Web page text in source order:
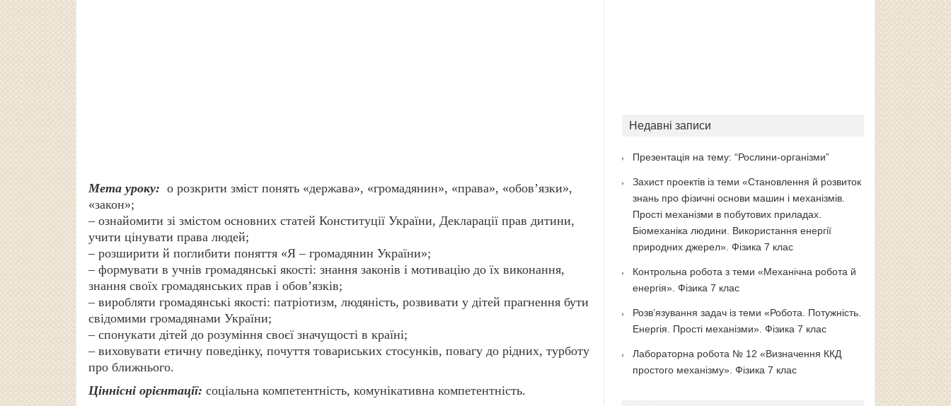
Мета уроку: o розкрити зміст понять «держава», «громадянин», «права», «обов’язки»,
«закон»;
– ознайомити зі змістом основних статей Конституції України, Декларації прав дитини,
учити цінувати права людей;
– розширити й поглибити поняття «Я – громадянин України»;
– формувати в учнів громадянські якості: знання законів і мотивацію до їх виконання,
знання своїх громадянських прав і обов’язків;
– виробляти громадянські якості: патріотизм, людяність, розвивати у дітей прагнення бути
свідомими громадянами України;
– спонукати дітей до розуміння своєї значущості в країні;
– виховувати етичну поведінку, почуття товариських стосунків, повагу до рідних, турботу
про ближнього.
Ціннісні орієнтації: соціальна компетентність, комунікативна компетентність.
Недавні записи
Презентація на тему: “Рослини-організми”
Захист проектів із теми «Становлення й розвиток
знань про фізичні основи машин і механізмів.
Прості механізми в побутових приладах.
Біомеханіка людини. Використання енергії
природних джерел». Фізика 7 клас
Контрольна робота з теми «Механічна робота й
енергія». Фізика 7 клас
Розв’язування задач із теми «Робота. Потужність.
Енергія. Прості механізми». Фізика 7 клас
Лабораторна робота № 12 «Визначення ККД
простого механізму». Фізика 7 клас